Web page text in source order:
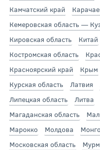
Камчатский край
Кемеровская область —
Кировская область
Китай
Костромская область
Красноярский край
Крым
Курская область
Латвия
Липецкая область
Литва
Магаданская область
Марокко
Молдова
Московская область